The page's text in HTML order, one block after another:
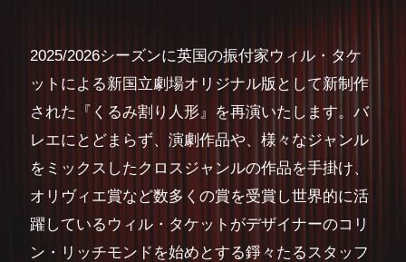
2025/2026シーズンに英国の振付家ウィル・タケ
ットによる新国立劇場オリジナル版として新制作
された『くるみ割り人形』を再演いたします。バ
レエにとどまらず、演劇作品や、様々なジャンル
をミックスしたクロスジャンルの作品を手掛け、
オリヴィエ賞など数多くの賞を受賞し世界的に活
躍しているウィル・タケットがデザイナーのコリ
ン・リッチモンドを始めとする錚々たるスタッフ